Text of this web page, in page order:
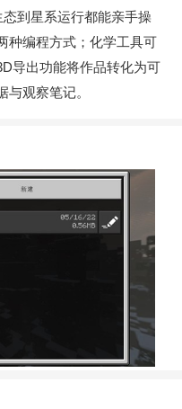
到星系运行都能亲手操
种编程方式；化学工具可
导出功能将作品转化为可
与观察笔记。